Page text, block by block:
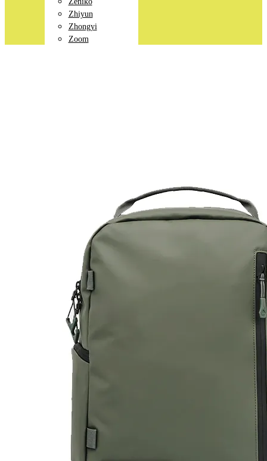
Zhiyun
Zhongyi
Zoom